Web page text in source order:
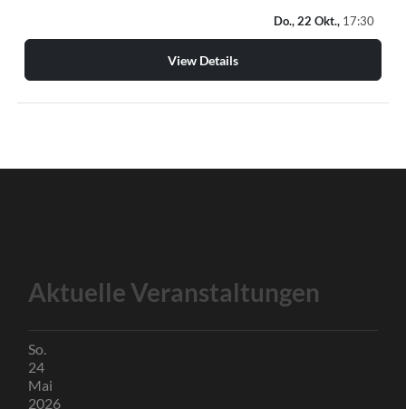
Do., 22 Okt., 17:30
View Details
Aktuelle Veranstaltungen
So.
24
Mai
2026